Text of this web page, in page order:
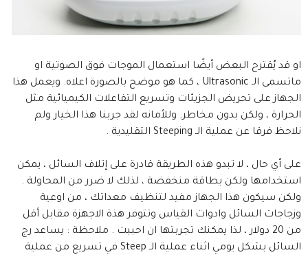
او قد يُقترح البعض أيضًا استعمال الموجات فوق الصوتية او
ماتسمى الـ Ultrasonic ، كما هو موضح بالصورة اعلاه. ويعمل هذا
الجهاز على تحريض الجزيئات وتسريع التفاعلات الكيميائية مثل
الحرارة ، ولكن بدون مخاطر. وللأمانه لقد جربنا هذا الخيار ولم
نلاحظ فرقا عن عملية الـ Steeping التقليدية .
على أي حال ، لا تبدو هذه الطريقة قادرة على إتلاف السائل ، يمكن
استخدامها ولكن بطاقة منخفضة ، لذلك لا ضرر من المحاولة .
ولكن سيكون هذا الجهاز مفيد لتنظيف معداتك ، من اوعية
وزجاجات السائل وادوات القياس وتتوفر هذة الاجهزة مقابل أقل
من 20 دولار ، لذا يمكنك تجربتها ان احببت . ملاحظة : يساعد رج
السائل بشكل يومي اثناء عملية الـ Steep في تسريع من عملية